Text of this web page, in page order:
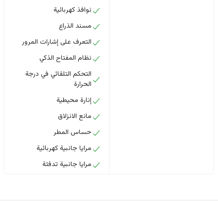
نوافذ كهربائية
مسند الذراع
التعرف على إشارات المرور
نظام المفتاح الذكي
التحكم التلقائي في درجة
الحرارة
إنارة محيطية
مانع الانزلاق
حساس المطر
مرايا جانبية كهربائية
مرايا جانبية تدفئة